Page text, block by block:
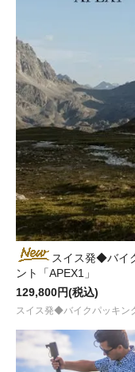
スイス発◆バイ
ント「APEX1」
129,800円(税込)
スイス発◆バイクパッキン